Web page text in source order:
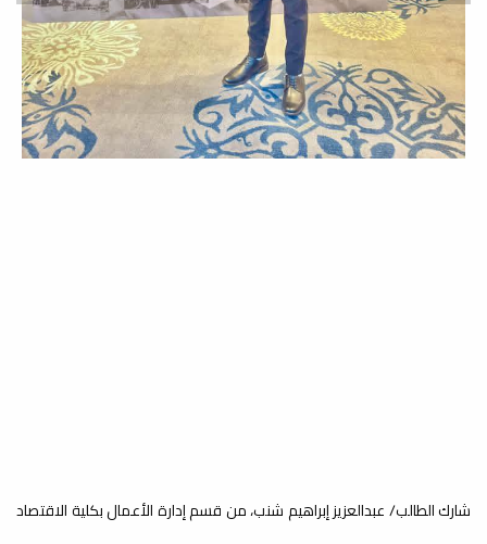
مراجعة وتحديث اللائحة الداخلية
للكلية
أخبار
تطوير مهارات العرض والتقديم
شارك الطالب/ عبدالعزيز إبراهيم شنب، من قسم إدارة الأعمال بكلية الاقتصاد